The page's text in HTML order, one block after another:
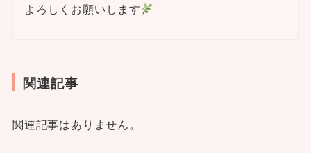
よろしくお願いします
関連記事
関連記事はありません。